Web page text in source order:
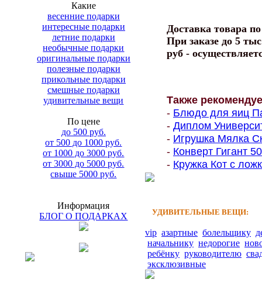
Какие
весенние подарки
интересные подарки
летние подарки
необычные подарки
оригинальные подарки
полезные подарки
прикольные подарки
смешные подарки
удивительные вещи
По цене
до 500 руб.
от 500 до 1000 руб.
от 1000 до 3000 руб.
от 3000 до 5000 руб.
свыше 5000 руб.
Информация
БЛОГ О ПОДАРКАХ
Доставка товара
При заказе до 5
руб -
Также
- Блюдо для яиц
- Диплом
- Игрушка Мялка
- Конверт Гигант
- Кружка Кот с
УДИВИТЕЛЬНЫЕ ВЕЩИ:
vip азартные болельщику
начальнику недорогие
ребёнку руководителю
эксклюзивные